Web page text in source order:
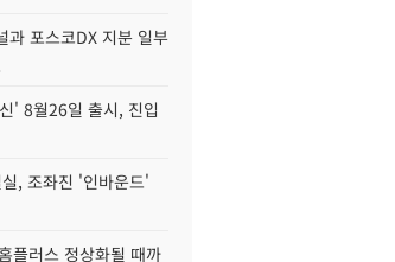
과 포스코DX 지분 일부
' 8월26일 출시, 진입
, 조좌진 '인바운드'
플러스 정상화될 때까